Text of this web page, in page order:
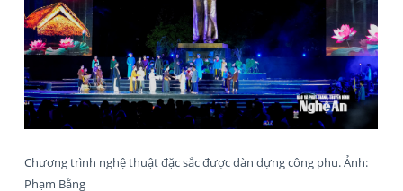
Chương trình nghệ thuật đặc sắc được dàn dựng công phu. Ảnh:
Phạm Bằng